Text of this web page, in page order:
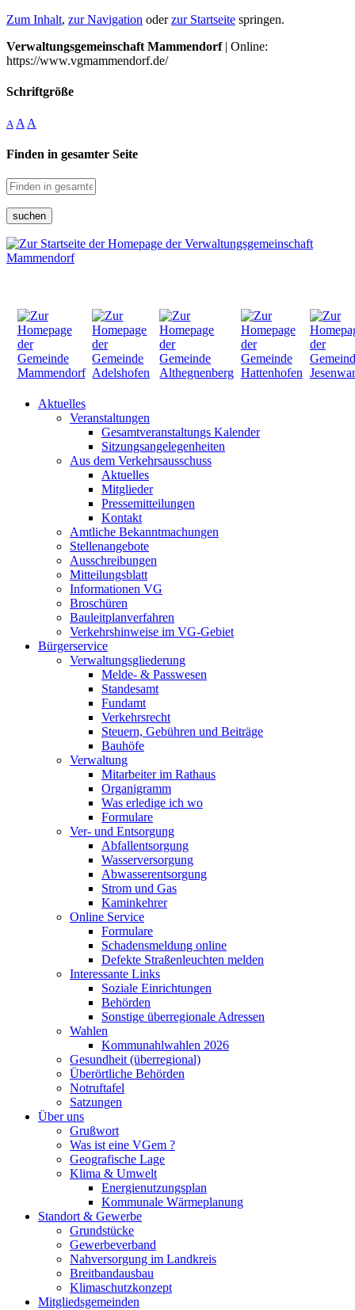
Zum Inhalt, zur Navigation oderzur Startseite springen.
Verwaltungsgemeinschaft Mammendorf| Online:
https://www.vgmammendorf.de/
Schriftgröße
A A A
Finden in gesamter Seite
suchen
Aktuelles
Veranstaltungen
Gesamtveranstaltungs Kalender
Sitzungsangelegenheiten
Aus dem Verkehrsausschuss
Aktuelles
Mitglieder
Pressemitteilungen
Kontakt
Amtliche Bekanntmachungen
Stellenangebote
Ausschreibungen
Mitteilungsblatt
Informationen VG
Broschüren
Bauleitplanverfahren
Verkehrshinweise im VG-Gebiet
Bürgerservice
Verwaltungsgliederung
Melde- & Passwesen
Standesamt
Fundamt
Verkehrsrecht
Steuern, Gebühren und Beiträge
Bauhöfe
Verwaltung
Mitarbeiter im Rathaus
Organigramm
Was erledige ich wo
Formulare
Ver- und Entsorgung
Abfallentsorgung
Wasserversorgung
Abwasserentsorgung
Strom und Gas
Kaminkehrer
Online Service
Formulare
Schadensmeldung online
Defekte Straßenleuchten melden
Interessante Links
Soziale Einrichtungen
Behörden
Sonstige überregionale Adressen
Wahlen
Kommunahlwahlen 2026
Gesundheit (überregional)
Überörtliche Behörden
Notruftafel
Satzungen
Über uns
Grußwort
Was ist eine VGem ?
Geografische Lage
Klima & Umwelt
Energienutzungsplan
Kommunale Wärmeplanung
Standort & Gewerbe
Grundstücke
Gewerbeverband
Nahversorgung im Landkreis
Breitbandausbau
Klimaschutzkonzept
Mitgliedsgemeinden